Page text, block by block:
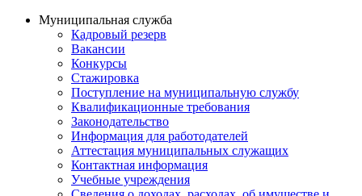
Муниципальная служба
Кадровый резерв
Вакансии
Конкурсы
Стажировка
Поступление на муниципальную службу
Квалификационные требования
Законодательство
Информация для работодателей
Аттестация муниципальных служащих
Контактная информация
Учебные учреждения